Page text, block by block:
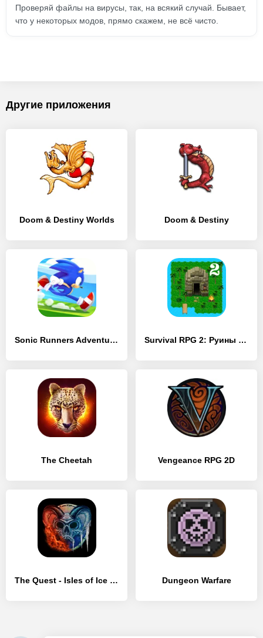
Проверяй файлы на вирусы, так, на всякий случай. Бывает,
что у некоторых модов, прямо скажем, не всё чисто.
Другие приложения
Doom & Destiny Worlds Doom & Destiny
Sonic Runners Adventures Survival RPG 2: Руины храма 2D
The Cheetah Vengeance RPG 2D
The Quest - Isles of Ice & Fire Dungeon Warfare